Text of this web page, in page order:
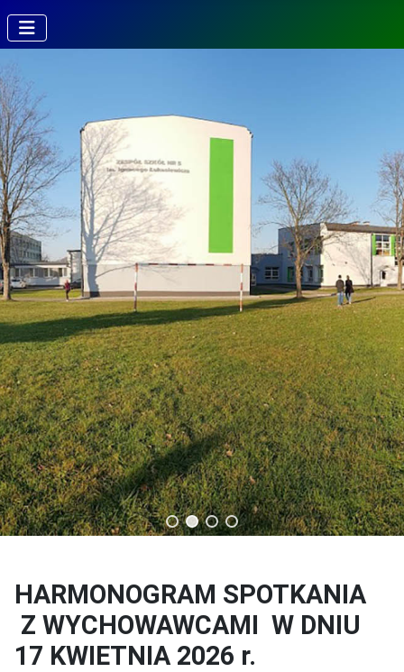
Kierunki w
Technikum
Technik fotografii i
multimediów
Technik budownictwa
Technik usług fryzjerskich
HARMONOGRAM SPOTKANIA
Z WYCHOWAWCAMI W DNIU
17 KWIETNIA 2026 r.